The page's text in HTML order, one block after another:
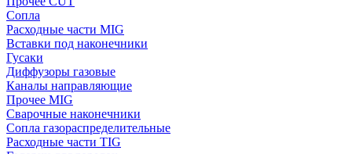
Сопла
Расходные части MIG
Вставки под наконечники
Гусаки
Диффузоры газовые
Каналы направляющие
Прочее MIG
Сварочные наконечники
Сопла газораспределительные
Расходные части TIG